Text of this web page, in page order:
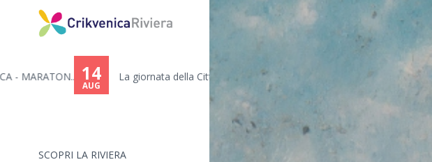
SCOPRI LA RIVIERA
14 La giornata della Città di Cr...
here